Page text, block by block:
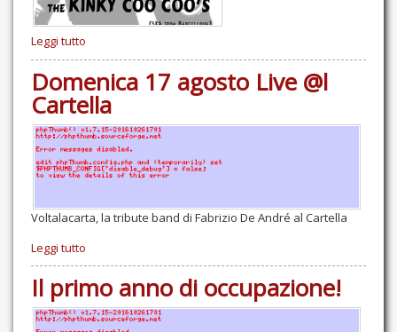
Leggi tutto
Domenica 17 agosto Live @l
Cartella
Voltalacarta, la tribute band di Fabrizio De André al Cartella
Leggi tutto
Il primo anno di occupazione!